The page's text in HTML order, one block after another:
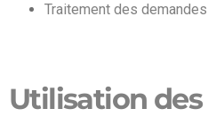
Traitement des
Utilisation